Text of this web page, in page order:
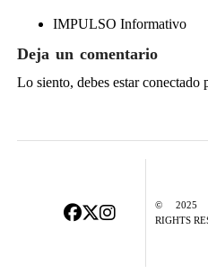
IMPULSO Informativo
Deja un comentario
Lo siento, debes estarconectado
© 2025
RIGHTS